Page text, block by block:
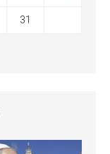
31